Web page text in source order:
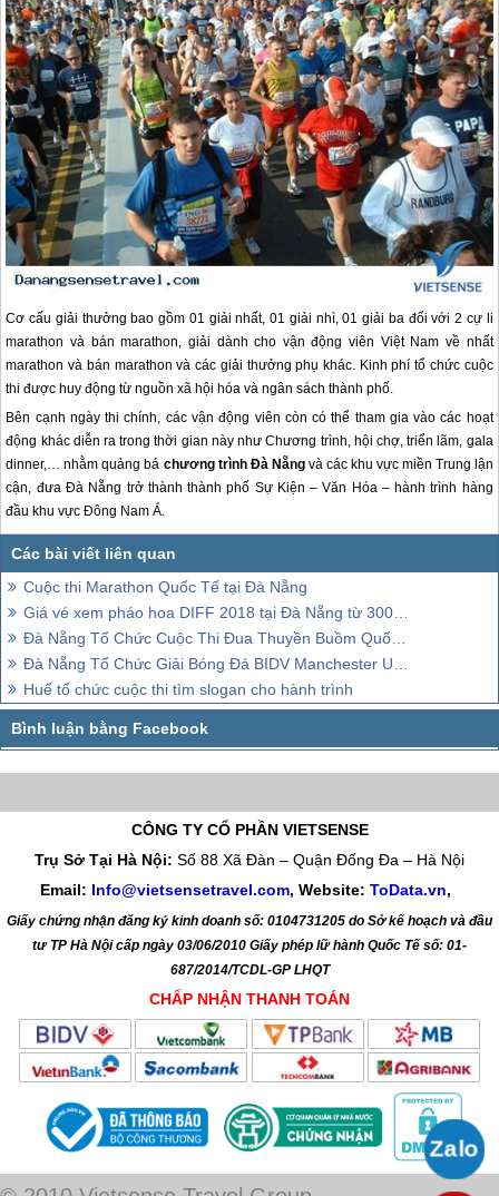
Cơ cấu giải thưởng bao gồm 01 giải nhất, 01 giải nhì, 01 giải ba đối với 2 cự li
marathon và bán marathon, giải dành cho vận động viên Việt Nam về nhất
marathon và bán marathon và các giải thưởng phụ khác. Kinh phí tổ chức cuộc
thi được huy động từ nguồn xã hội hóa và ngân sách thành phố.
Bên cạnh ngày thi chính, các vận động viên còn có thể tham gia vào các hoạt
động khác diễn ra trong thời gian này như Chương trình, hội chợ, triển lãm, gala
dinner,… nhằm quảng bá chương trình Đà Nẵngvà các khu vực miền Trung lận
cận, đưa Đà Nẵng trở thành thành phố Sự Kiện – Văn Hóa – hành trình hàng
đầu khu vực Đông Nam Á.
Cuộc thi Marathon Quốc Tế tại Đà Nẵng
Giá vé xem pháo hoa DIFF 2018 tại Đà Nẵng từ 300.000 đồng-2 triệu đồng
Đà Nẵng Tổ Chức Cuộc Thi Đua Thuyền Buồm Quốc Tế
Đà Nẵng Tổ Chức Giải Bóng Đá BIDV Manchester United Cup
Huế tổ chức cuộc thi tìm slogan cho hành trình
CÔNG TY CỔ PHẦN VIETSENSE
Trụ Sở Tại Hà Nội: Số 88 Xã Đàn – Quận Đống Đa – Hà Nội
Email: Info@vietsensetravel.com, Website: ToData.vn,
Giấy chứng nhận đăng ký kinh doanh số: 0104731205 do Sở kế hoạch và đầu
tư TP Hà Nội cấp ngày 03/06/2010 Giấy phép lữ hành Quốc Tế số: 01-
687/2014/TCDL-GP LHQT
CHẤP NHẬN THANH TOÁN